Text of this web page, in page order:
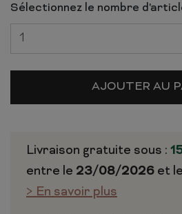
Sélectionnez le nombre
AJOUTER AU
Livraison gratuite sous :
entre le 23/08/2026 et le
> En savoir plus